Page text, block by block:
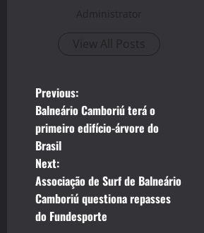
Administrator
View All Posts
P
o
s
t
n
Previous:
Balneário Camboriú terá o
primeiro edifício-árvore do
Brasil
Next:
Associação de Surf de Balneário
Camboriú questiona repasses
do Fundesporte